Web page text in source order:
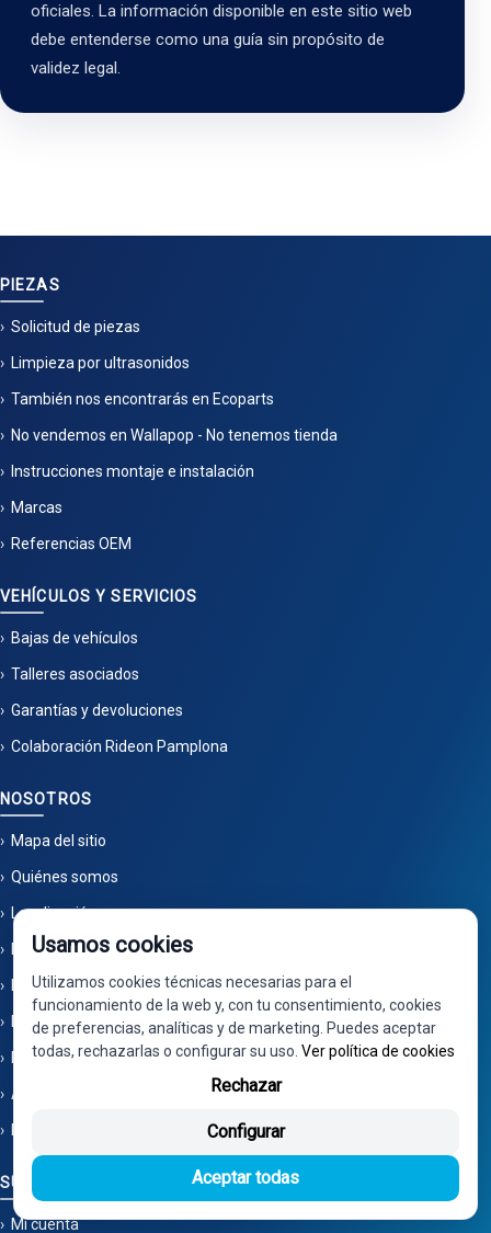
oficiales. La información disponible en este sitio web
debe entenderse como una guía sin propósito de
validez legal.
PIEZAS
Solicitud de piezas
Limpieza por ultrasonidos
También nos encontrarás en Ecoparts
No vendemos en Wallapop - No tenemos tienda
Instrucciones montaje e instalación
Marcas
Referencias OEM
VEHÍCULOS Y SERVICIOS
Bajas de vehículos
Talleres asociados
Garantías y devoluciones
Colaboración Rideon Pamplona
NOSOTROS
Mapa del sitio
Quiénes somos
Localización
Preguntas frecuentes
Pago por TPV
Proceso de trabajo
Política de privacidad
Aviso legal
SU CUENTA
Mi cuenta
Usamos cookies
Utilizamos cookies técnicas necesarias para el
funcionamiento de la web y, con tu consentimiento, cookies
de preferencias, analíticas y de marketing. Puedes aceptar
todas, rechazarlas o configurar su uso. Ver política de cookies
Rechazar
Configurar
Aceptar todas